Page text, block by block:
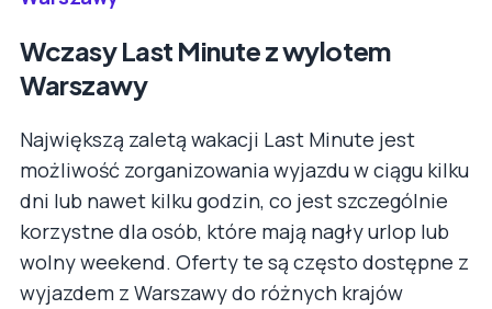
Wczasy Last Minute z wylotem
Warszawy
Największą zaletą wakacji Last Minute jest
możliwość zorganizowania wyjazdu w ciągu kilku
dni lub nawet kilku godzin, co jest szczególnie
korzystne dla osób, które mają nagły urlop lub
wolny weekend. Oferty te są często dostępne z
wyjazdem z Warszawy do różnych krajów